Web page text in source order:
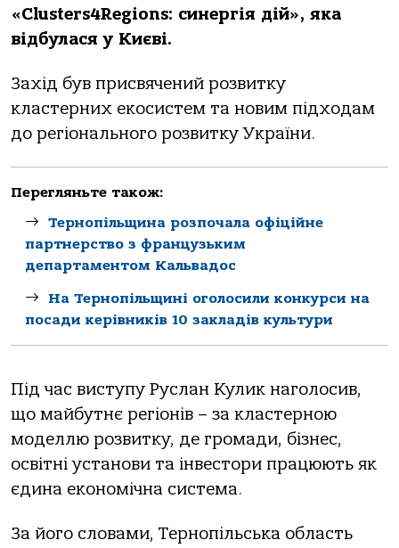
«Clusters4Regions: синергія дій», яка
відбулася у Києві.
Захід був присвячений розвитку
кластерних екосистем та новим підходам
до регіонального розвитку України.
Перегляньте також:
Тернопільщина розпочала офіційне
партнерство з французьким
департаментом Кальвадос
На Тернопільщині оголосили конкурси на
посади керівників 10 закладів культури
Під час виступу Руслан Кулик наголосив,
що майбутнє регіонів – за кластерною
моделлю розвитку, де громади, бізнес,
освітні установи та інвестори працюють як
єдина економічна система.
За його словами, Тернопільська область